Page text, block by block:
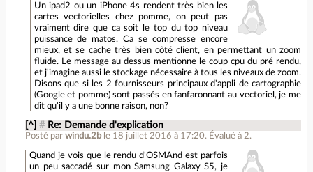
Un ipad2 ou un iPhone 4s rendent très bien les
cartes vectorielles chez pomme, on peut pas
vraiment dire que ca soit le top du top niveau
puissance de matos. Ca se compresse encore
mieux, et se cache très bien côté client, en permettant un zoom
fluide. Le message au dessus mentionne le coup cpu du pré rendu,
et j'imagine aussi le stockage nécessaire à tous les niveaux de zoom.
Disons que si les 2 fournisseurs principaux d'appli de cartographie
(Google et pomme) sont passés en fanfaronnant au vectoriel, je me
dit qu'il y a une bonne raison, non?
[^] # Re: Demande d'explication
Posté parwindu.2b le 18 juillet 2016 à 17:20. Évalué à 2.
Quand je vois que le rendu d'OSMAnd est parfois
un peu saccadé sur mon Samsung Galaxy S5, je